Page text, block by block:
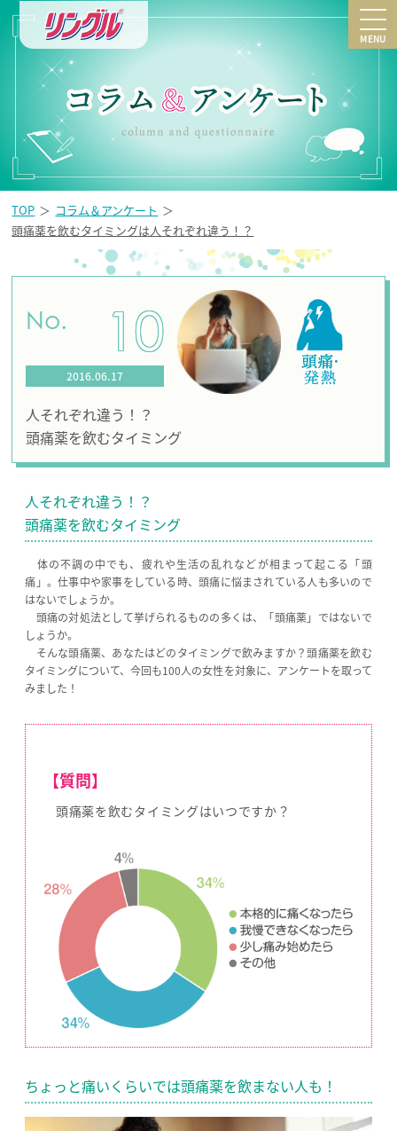
MENU
TOP
コラム＆アンケート
頭痛薬を飲むタイミングは人それぞれ違う！？
No. 10
2016.06.17
人それぞれ違う！？
頭痛薬を飲むタイミング
人それぞれ違う！？
頭痛薬を飲むタイミング
体の不調の中でも、疲れや生活の乱れなどが相まって起こる「頭
痛」。仕事中や家事をしている時、頭痛に悩まされている人も多いので
はないでしょうか。
頭痛の対処法として挙げられるものの多くは、「頭痛薬」ではないで
しょうか。
そんな頭痛薬、あなたはどのタイミングで飲みますか？頭痛薬を飲む
タイミングについて、今回も100人の女性を対象に、アンケートを取って
みました！
【質問】
頭痛薬を飲むタイミングはいつですか？
ちょっと痛いくらいでは頭痛薬を飲まない人も！